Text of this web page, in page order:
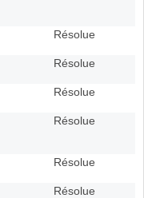
Résolue
Résolue
Résolue
Résolue
Résolue
Résolue